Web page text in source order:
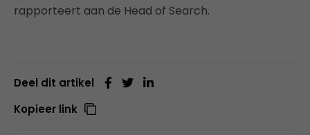
rapporteert aan de Head of Search.
Deel dit artikel
Kopieer link